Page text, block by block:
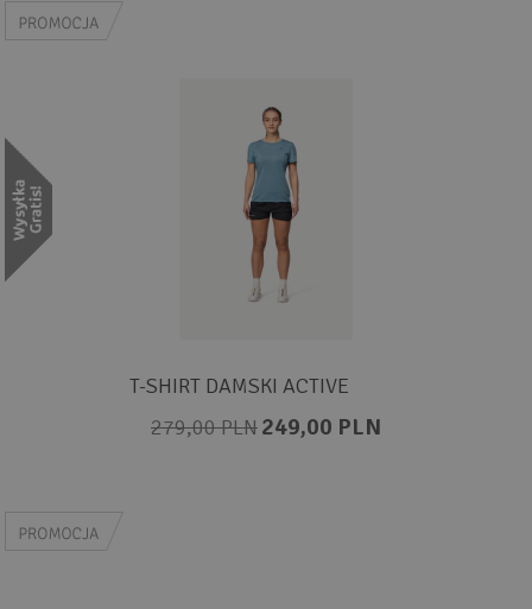
T-SHIRT DAMSKI ACTIVE
279,00 PLN249,00 PLN